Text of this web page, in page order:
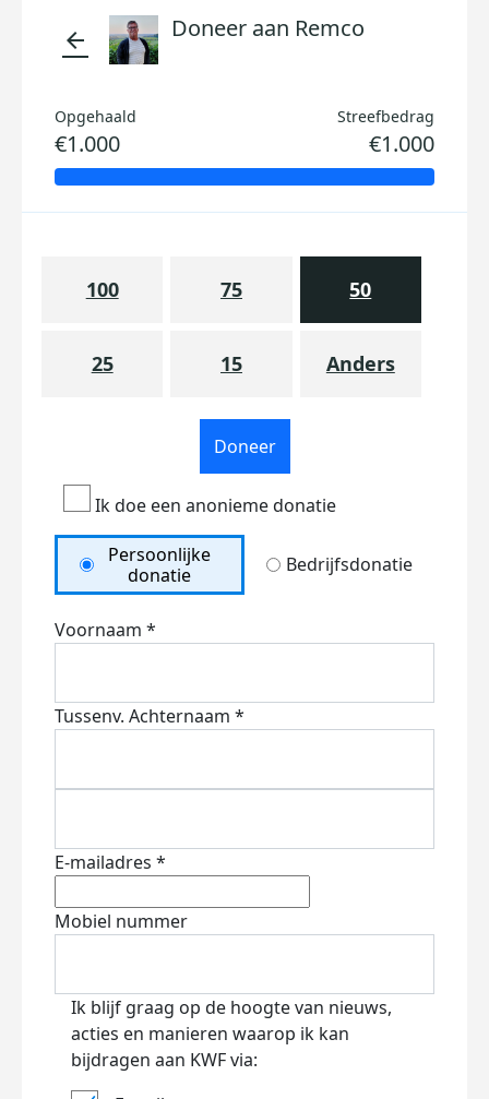
arrow_back Doneer aan Remco
Opgehaald
€1.000
Streefbedrag
€1.000
100 75 50
25 15 Anders
Doneer
Ik doe een anonieme donatie
Persoonlijke
donatie
Bedrijfsdonatie
Voornaam *
Tussenv. Achternaam *
E-mailadres *
Mobiel nummer
Ik blijf graag op de hoogte van nieuws,
acties en manieren waarop ik kan
bijdragen aan KWF via: